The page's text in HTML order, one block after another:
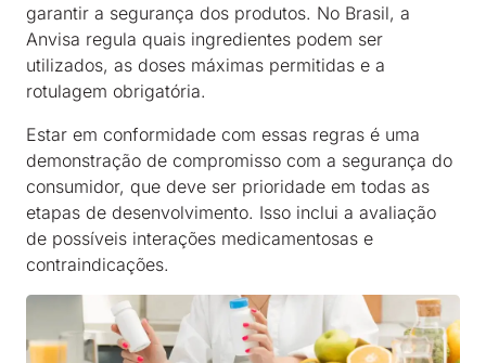
garantir a segurança dos produtos. No Brasil, a
Anvisa regula quais ingredientes podem ser
utilizados, as doses máximas permitidas e a
rotulagem obrigatória.
Estar em conformidade com essas regras é uma
demonstração de compromisso com a segurança do
consumidor, que deve ser prioridade em todas as
etapas de desenvolvimento. Isso inclui a avaliação
de possíveis interações medicamentosas e
contraindicações.